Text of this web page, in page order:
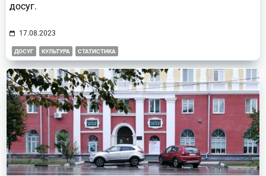
досуг.
17.08.2023
ДОСУГ КУЛЬТУРА СТАТИСТИКА